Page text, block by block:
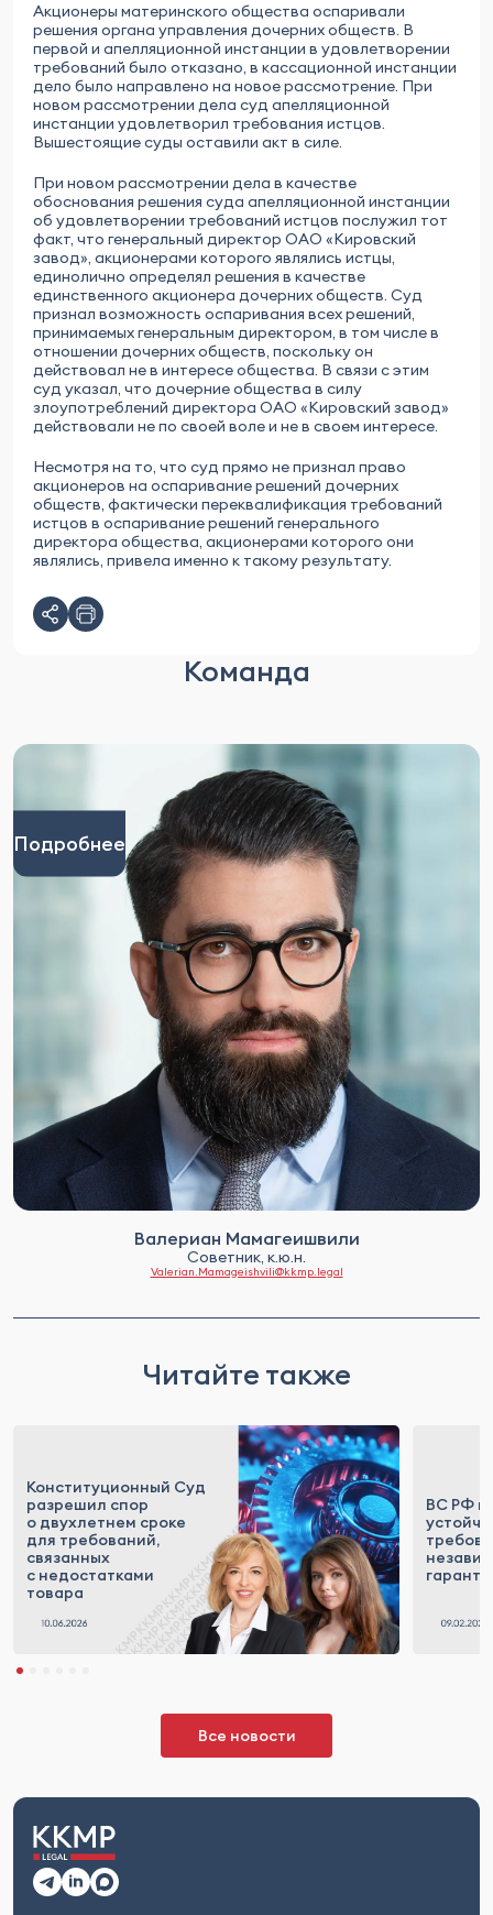
Акционеры материнского общества оспаривали
решения органа управления дочерних обществ. В
первой и апелляционной инстанции в удовлетворении
требований было отказано, в кассационной инстанции
дело было направлено на новое рассмотрение. При
новом рассмотрении дела суд апелляционной
инстанции удовлетворил требования истцов.
Вышестоящие суды оставили акт в силе.
При новом рассмотрении дела в качестве
обоснования решения суда апелляционной инстанции
об удовлетворении требований истцов послужил тот
факт, что генеральный директор ОАО «Кировский
завод», акционерами которого являлись истцы,
единолично определял решения в качестве
единственного акционера дочерних обществ. Суд
признал возможность оспаривания всех решений,
принимаемых генеральным директором, в том числе в
отношении дочерних обществ, поскольку он
действовал не в интересе общества. В связи с этим
суд указал, что дочерние общества в силу
злоупотреблений директора ОАО «Кировский завод»
действовали не по своей воле и не в своем интересе.
Несмотря на то, что суд прямо не признал право
акционеров на оспаривание решений дочерних
обществ, фактически переквалификация требований
истцов в оспаривание решений генерального
директора общества, акционерами которого они
являлись, привела именно к такому результату.
Команда
Подробнее
Валериан Мамагеишвили
Советник, к.ю.н.
Valerian.Mamageishvili@kkmp.legal
Читайте также
Конституционный Суд
разрешил спор
о двухлетнем сроке
для требований,
связанных
с недостатками
товара
ВС РФ
Все новости